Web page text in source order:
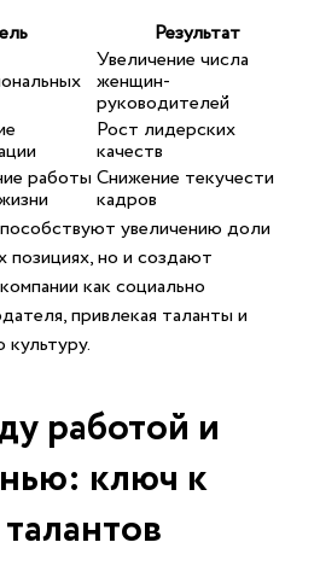
Результат
Увеличение числа
⁢женщин-
руководителей
Рост лидерских
качеств
работы⁢ Снижение текучести
кадров
увеличению доли
но ⁢и создают
как социально
⁣привлекая таланты и
‌работой и
ключ к